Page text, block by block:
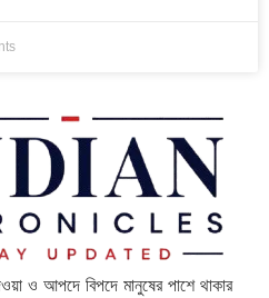
ও আপদে বিপদে মানুষের পাশে থাকার